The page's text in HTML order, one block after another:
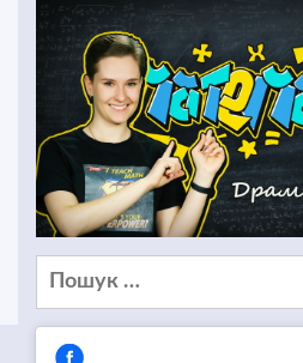
Пошук: